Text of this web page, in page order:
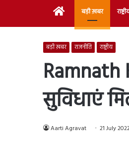
Home बड़ी ख़बर
बड़ी ख़बर राजनीति राष्ट्रीय
Ramnath
सुविधाएं
Aarti Agravat 21 July